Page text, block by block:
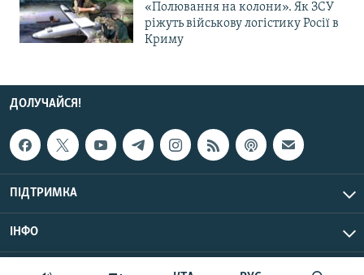
«Полювання на колони». Як ЗСУ
ріжуть військову логістику Росії в
Криму
ДОЛУЧАЙСЯ!
ПІДТРИМКА
ІНФО